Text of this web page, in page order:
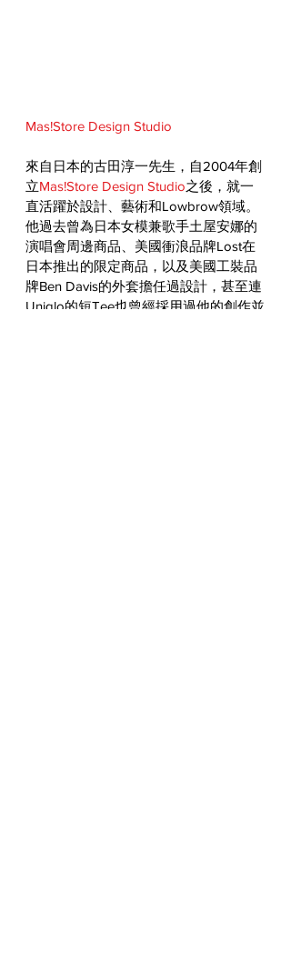
Mas!Store Design Studio
來自日本的古田淳一先生，自2004年創
立Mas!Store Design Studio之後，就一
直活躍於設計、藝術和Lowbrow領域。
他過去曾為日本女模兼歌手土屋安娜的
演唱會周邊商品、美國衝浪品牌Lost在
日本推出的限定商品，以及美國工裝品
牌Ben Davis的外套擔任過設計，甚至連
Uniqlo的短Tee也曾經採用過他的創作並